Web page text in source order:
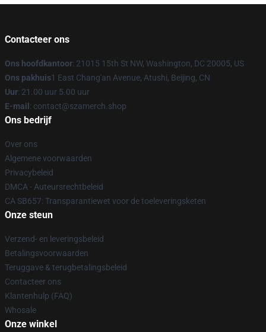
Contacteer ons
Ons hoofdkantoor: 21015 15th St NW, Washington, DC 20005, US
Ons pakhuis1 East Chang'an Avenue, Atushi, Beijing, CN
Uur: 21.00 uur 5.00 uur
E-mail : contact@szamerch.shop
Ons bedrijf
Over ons
Algemene voorwaarden
Privacybeleid
DMCA - Auteursrechtbeleid
CA SB657: Transparantiewet voor de toeleveringsketen
Onze steun
Verzend- en leveringsbeleid
Betalingsvoorwaarden
Teruggave & terugbetalingsbeleid
Contacteer ons
Klantenhulp (FAQ)
Whosale
Onze winkel